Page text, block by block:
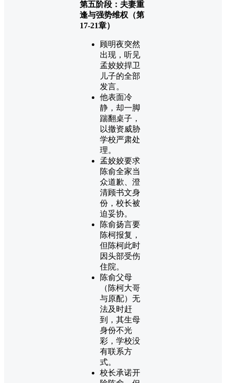
第五阶段：夫妻重
逢与强势维权（第
17-21章）
顾明夜突然
出现，听见
孟姣姣捍卫
儿子的全部
发言。
他表面冷
静，却一脚
踹翻桌子，
以撤资威胁
学校严肃处
理。
孟姣姣要求
陈俞全家当
众道歉、澄
清顾书文身
份，校长被
迫妥协。
陈俞扬言要
陈柯报复，
但陈柯此时
因头部受伤
住院。
陈俞父母
（陈柯大哥
与原配）无
法及时赶
到，其生母
身份不光
彩，学校没
有联系方
式。
校长承诺开